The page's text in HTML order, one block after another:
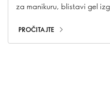
za manikuru, blistavi gel
PROČITAJTE